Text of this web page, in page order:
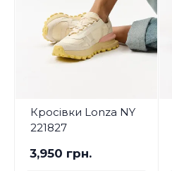
Кросівки Lonza NY
221827
3,950 грн.